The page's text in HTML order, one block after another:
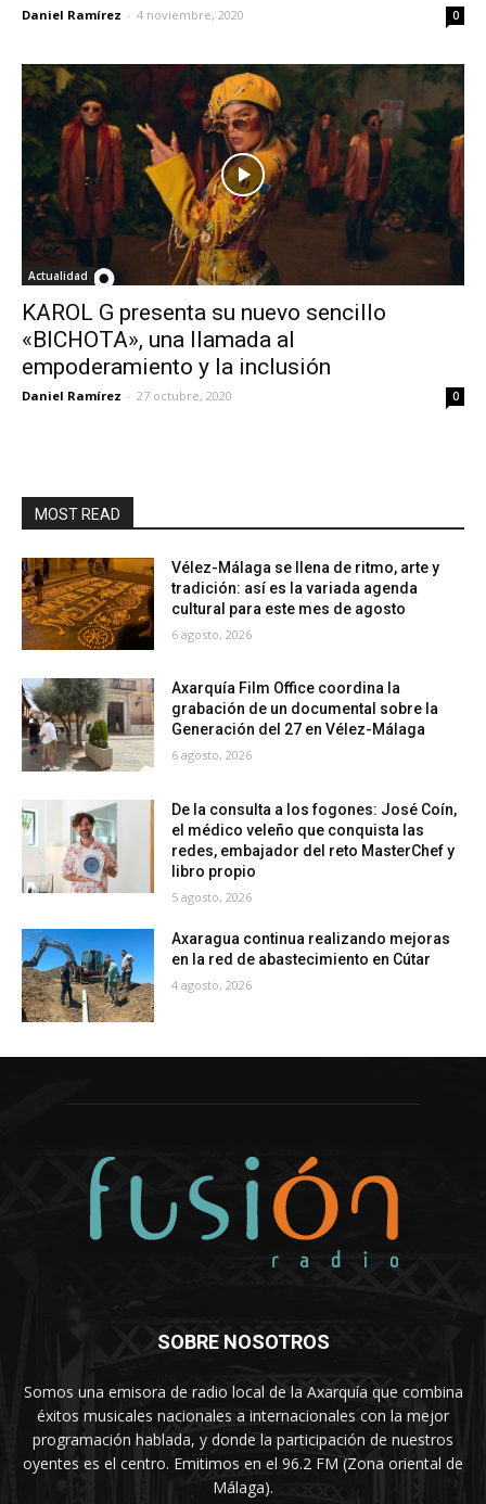
Daniel Ramírez - 4 noviembre, 2020 0
Actualidad
KAROL G presenta su nuevo sencillo
«BICHOTA», una llamada al
empoderamiento y la inclusión
Daniel Ramírez - 27 octubre, 2020 0
MOST READ
Vélez-Málaga se llena de ritmo, arte y
tradición: así es la variada agenda
cultural para este mes de agosto
6 agosto, 2026
Axarquía Film Office coordina la
grabación de un documental sobre la
Generación del 27 en Vélez-Málaga
6 agosto, 2026
De la consulta a los fogones: José Coín,
el médico veleño que conquista las
redes, embajador del reto MasterChef y
libro propio
5 agosto, 2026
Axaragua continua realizando mejoras
en la red de abastecimiento en Cútar
4 agosto, 2026
SOBRE NOSOTROS
Somos una emisora de radio local de la Axarquía que combina
éxitos musicales nacionales a internacionales con la mejor
programación hablada, y donde la participación de nuestros
oyentes es el centro. Emitimos en el 96.2 FM (Zona oriental de
Málaga).